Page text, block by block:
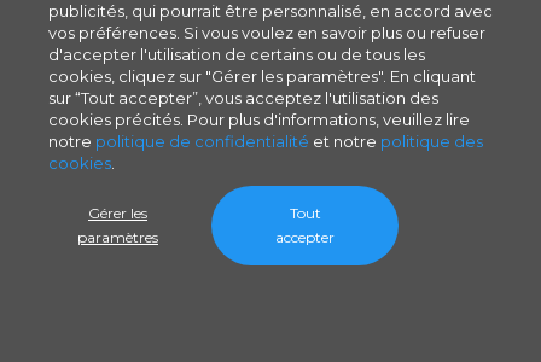
publicités, qui pourrait être personnalisé, en accord avec
vos préférences. Si vous voulez en savoir plus ou refuser
d'accepter l'utilisation de certains ou de tous les
cookies, cliquez sur "Gérer les paramètres". En cliquant
sur “Tout accepter”, vous acceptez l'utilisation des
cookies précités. Pour plus d'informations, veuillez lire
notre politique de confidentialité et notre politique des
cookies
Gérer les
paramètres
Tout
accepter